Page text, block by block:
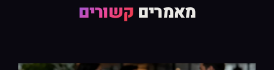
מאמרים קשורים